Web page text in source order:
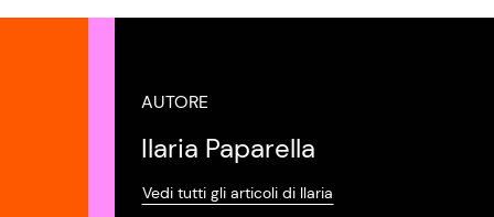
AUTORE
Ilaria Paparella
Vedi tutti gli articoli di Ilaria